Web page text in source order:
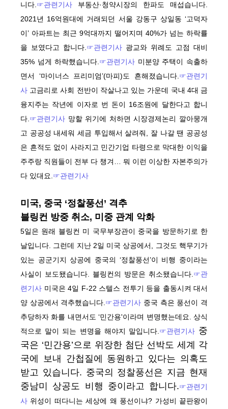
니다. ☞관련기사
부동산·청약시장의 한파도 매섭습니다.
2021년 16억원대에 거래되던 서울 강동구 상일동 ‘고덕자
이’ 아파트는 최근 9억대까지 떨어지며 40%가 넘는 하락률
을 보였다고 합니다. ☞관련기사 광교와 위례도 고점 대비
35% 넘게 하락했습니다. ☞관련기사 미분양 주택이 속출하
면서 ‘마이너스 프리미엄’(마피)도 흔해졌습니다. ☞관련기
사 고금리로 사회 전반이 작살나고 있는 가운데 국내 4대 금
융지주는 작년에 이자로 번 돈이 16조원에 달한다고 합니
다. ☞관련기사 망할 위기에 처하면 시장경제논리 깔아뭉개
고 공공성 내세워 세금 투입해서 살려줘, 잘 나갈 땐 공공성
은 흔적도 없이 사라지고 민간기업 타령으로 막대한 이익을
주주랑 직원들이 전부 다 챙겨… 뭐 이런 이상한 자본주의가
다 있대요. ☞관련기사
미국, 중국 ‘정찰풍선’ 격추
블링컨 방중 취소, 미중 관계 악화
5일은 원래 블링컨 미 국무부장관이 중국을 방문하기로 한
날입니다. 그런데 지난 2일 미국 상공에서, 그것도 핵무기가
있는 공군기지 상공에 중국의 ‘정찰풍선’이 비행 중이라는
사실이 보도됐습니다. 블링컨의 방문은 취소됐습니다. ☞관
련기사 미국은 4일 F-22 스텔스 전투기 등을 출동시켜 대서
양 상공에서 격추했습니다. ☞관련기사 중국 측은 풍선이 격
추당하자 화를 내면서도 ‘민간용'이라며 변명했는데요. 상식
적으로 말이 되는 변명을 해야지 말입니다. ☞관련기사 중
국은 ‘민간용’으로 위장한 첨단 선박도 세계 각
국에 보내 간첩질에 동원하고 있다는 의혹도
받고 있습니다. 중국의 정찰풍선은 지금 현재
중남미 상공도 비행 중이라고 합니다.☞관련기
사 위성이 떠다니는 세상에 왜 풍선이냐? 가성비 끝판왕이